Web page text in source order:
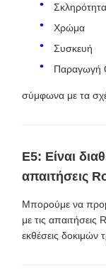
Σκληρότητα
Χρώμα
Συσκευή
Παραγωγή
σύμφωνα με τα
Ε5: Είναι
απαιτήσεις
Μπορούμε να
με τις
εκθέσεις δοκιμών